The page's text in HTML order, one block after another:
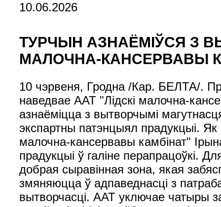
10.06.2026
ТУРЧЫН АЗНАЁМІЎСЯ З
МАЛОЧНА-КАНСЕРВАВЫ
10 чэрвеня, Гродна /Кар. БЕЛТА/.
наведвае ААТ "Лідскі малочна-
азнаёміцца ​​з вытворчымі
экспартны патэнцыял прадукцыі.
малочна-кансервавы камбінат"
прадукцыі ў галіне перапрацоўкі.
добрая сыравінная зона, якая
змяняюцца ў адпаведнасці з
вытворчасці. ААТ уключае чатыры